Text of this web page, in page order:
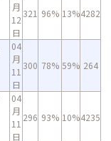
月
12
日
321 96% 13%4282
04
月
11
日
300 78% 59% 264
04
月
11
日
296 93% 10%4235